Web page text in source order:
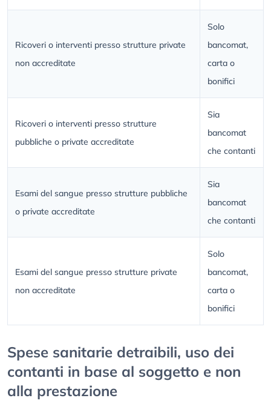
Ricoveri o interventi presso strutture private
non accreditate
Solo
bancomat,
carta o
bonifici
Ricoveri o interventi presso strutture
pubbliche o private accreditate
Sia
bancomat
che contanti
Esami del sangue presso strutture pubbliche
o private accreditate
Sia
bancomat
che contanti
Esami del sangue presso strutture private
non accreditate
Solo
bancomat,
carta o
bonifici
Spese sanitarie detraibili, uso dei
contanti in base al soggetto e non
alla prestazione